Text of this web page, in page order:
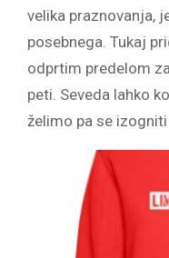
velika praznovanja,
posebnega. Tukaj
odprtim predelom
peti. Seveda lahko
želimo pa se